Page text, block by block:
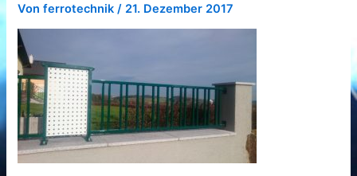
Vonferrotechnik / 21. Dezember 2017